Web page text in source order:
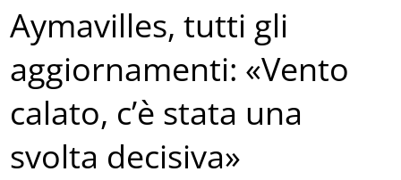
Aymavilles, tutti gli
aggiornamenti: «Vento
calato, c’è stata una
svolta decisiva»